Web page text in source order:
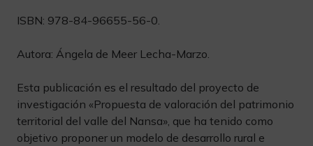
ISBN: 978-84-96655-56-0.
Autora: Ángela de Meer Lecha-Marzo.
Esta publicación es el resultado del proyecto de
investigación «Propuesta de valoración del patrimonio
territorial del valle del Nansa», que ha tenido como
objetivo proponer un modelo de desarrollo rural e